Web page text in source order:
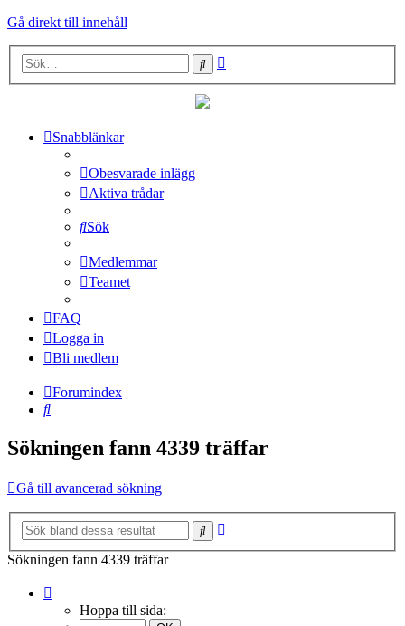
Gå direkt till innehåll
Sök
Snabblänkar
Obesvarade inlägg
Aktiva trådar
Sök
Medlemmar
Teamet
FAQ
Logga in
Bli medlem
Forumindex
Sök
Sökningen fann 4339 träffar
Gå till avancerad sökning
Sök
Sökningen fann 4339 träffar
Hoppa till sida: